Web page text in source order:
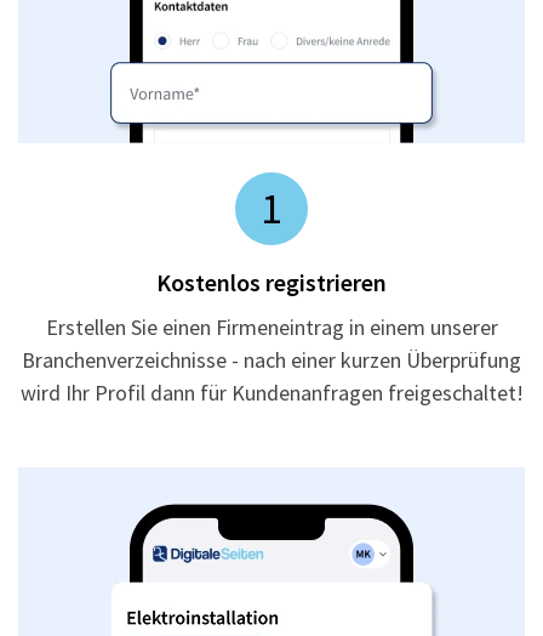
1
Kostenlos registrieren
Erstellen Sie einen Firmeneintrag in einem unserer
Branchenverzeichnisse - nach einer kurzen Überprüfung
wird Ihr Profil dann für Kundenanfragen freigeschaltet!